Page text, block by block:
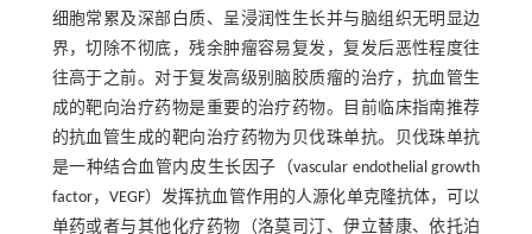
细胞常累及深部白质、呈浸润性生长并与脑组织无明显边
界，切除不彻底，残余肿瘤容易复发，复发后恶性程度往
往高于之前。对于复发高级别脑胶质瘤的治疗，抗血管生
成的靶向治疗药物是重要的治疗药物。目前临床指南推荐
的抗血管生成的靶向治疗药物为贝伐珠单抗。贝伐珠单抗
是一种结合血管内皮生长因子（vascular endothelial growth
factor，VEGF）发挥抗血管作用的人源化单克隆抗体，可以
单药或者与其他化疗药物（洛莫司汀、伊立替康、依托泊